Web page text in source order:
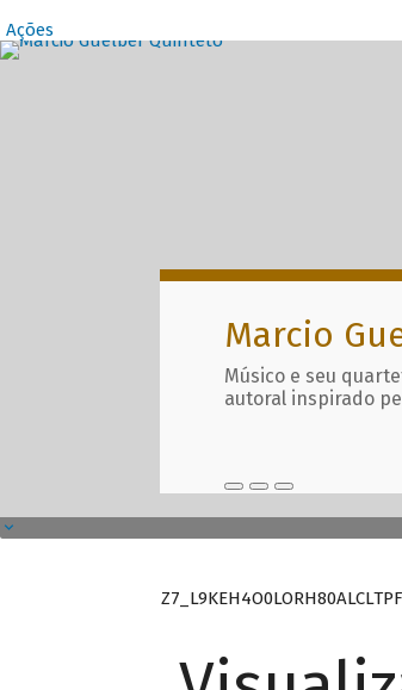
Ações
Destaques
Marcio
Músico e seu
autoral inspirado